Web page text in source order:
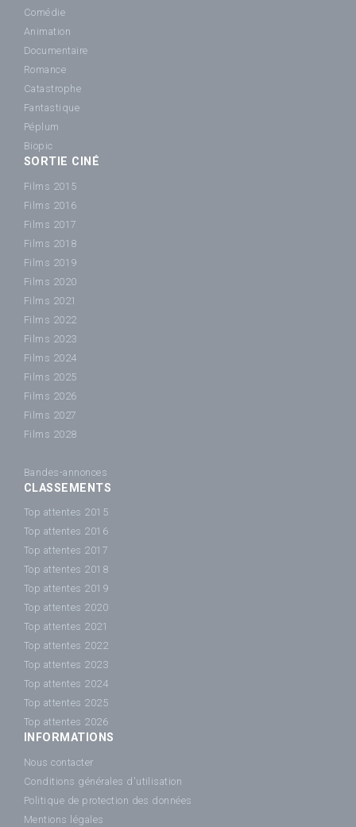
Comédie
Animation
Documentaire
Romance
Catastrophe
Fantastique
Péplum
Biopic
SORTIE CINÉ
Films 2015
Films 2016
Films 2017
Films 2018
Films 2019
Films 2020
Films 2021
Films 2022
Films 2023
Films 2024
Films 2025
Films 2026
Films 2027
Films 2028
Bandes-annonces
CLASSEMENTS
Top attentes 2015
Top attentes 2016
Top attentes 2017
Top attentes 2018
Top attentes 2019
Top attentes 2020
Top attentes 2021
Top attentes 2022
Top attentes 2023
Top attentes 2024
Top attentes 2025
Top attentes 2026
INFORMATIONS
Nous contacter
Conditions générales d'utilisation
Politique de protection des données
Mentions légales